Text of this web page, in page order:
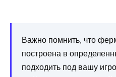
Важно помнить, что
построена в
подходить под вашу